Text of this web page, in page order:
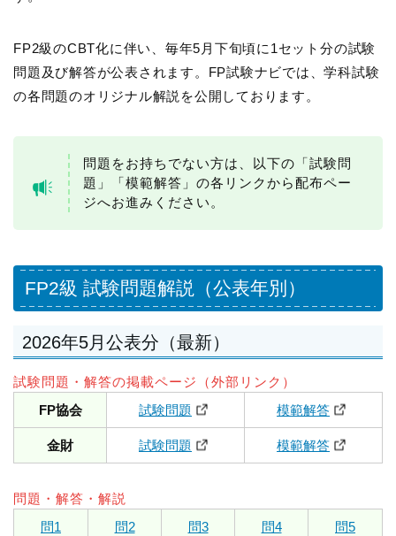
FP2級のCBT化に伴い、毎年5月下旬頃に1セット分の試験
問題及び解答が公表されます。FP試験ナビでは、学科試験
の各問題のオリジナル解説を公開しております。
問題をお持ちでない方は、以下の「試験問
題」「模範解答」の各リンクから配布ペー
ジへお進みください。
FP2級 試験問題解説（公表年別）
2026年5月公表分（最新）
試験問題・解答の掲載ページ（外部リンク）
FP協会
試験問題 模範解答
金財 試験問題 模範解答
問題・解答・解説
問1
問2 問3 問4 問5